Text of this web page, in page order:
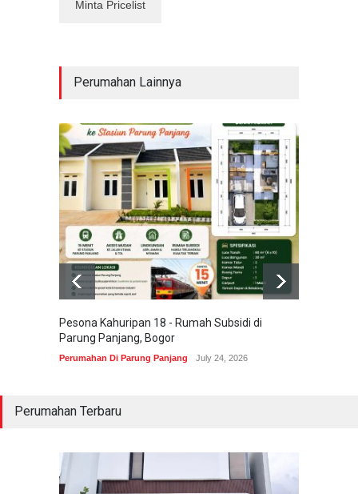
Perumahan Lainnya
Pesona Kahuripan 18 - Rumah Subsidi di
Parung Panjang, Bogor
Perumahan Di Parung Panjang July 24, 2026
Perumahan Terbaru